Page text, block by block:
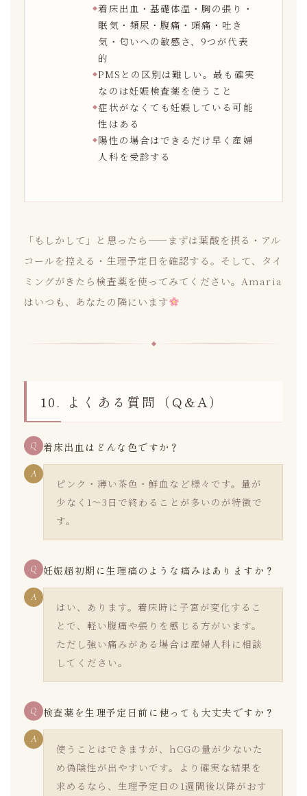
着床出血・基礎体温・胸の張り・
眠気・頻尿・腹痛・頭痛・吐き
気・匂いへの敏感さ、9つが代表
的
PMSとの区別は難しい。最も確実
なのは妊娠検査薬を使うこと
症状がなくても妊娠している可能
性はある
陽性の場合はできるだけ早く産婦
人科を受診する
「もしかして」と思ったら——まずは葉酸を摂る・アル
コールを控える・生理予定日を確認する。そして、タイ
ミングがきたら検査薬を使ってみてください。Amaria
はいつも、あなたの隣にいます
10. よくある質問（Q&A）
Q 着床出血はどんな色ですか？
A
ピンク・薄い茶色・鮮血など様々です。量が
少なく1〜3日で終わることが多いのが特徴で
す。
Q 妊娠超初期に生理痛のような痛みはありますか？
A
はい、あります。着床時に子宮が変化するこ
とで、軽い腹痛や張りを感じる方がいます。
ただし強い痛みがある場合は産婦人科に相談
してください。
Q 検査薬を生理予定日前に使っても大丈夫ですか？
A
使うことはできますが、hCGの量が少ないた
め偽陰性が出やすいです。より確実な結果を
求めるなら、生理予定日の1週間後以降がおす